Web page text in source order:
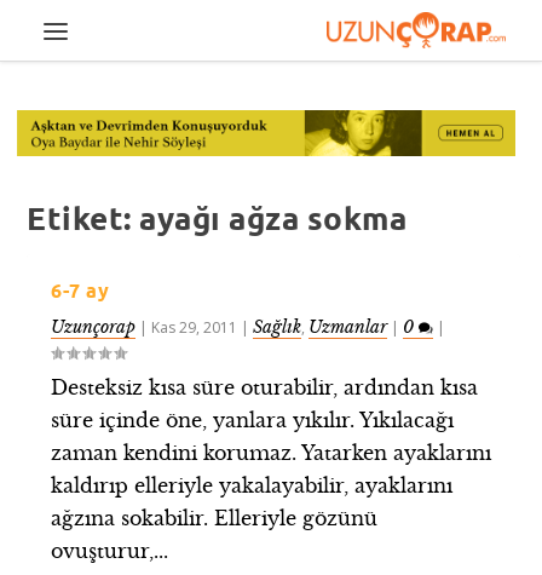
Etiket: ayağı ağza sokma
6-7 ay
Uzunçorap | Kas 29, 2011 |Sağlık, Uzmanlar| 0 |
Desteksiz kısa süre oturabilir, ardından kısa
süre içinde öne, yanlara yıkılır. Yıkılacağı
zaman kendini korumaz. Yatarken ayaklarını
kaldırıp elleriyle yakalayabilir, ayaklarını
ağzına sokabilir. Elleriyle gözünü
ovuşturur,...